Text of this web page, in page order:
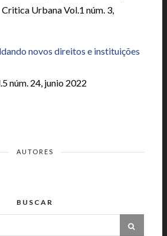
Critica Urbana Vol.1 núm. 3,
novos direitos e instituições
núm. 24, junio 2022
AUTORES
BUSCAR